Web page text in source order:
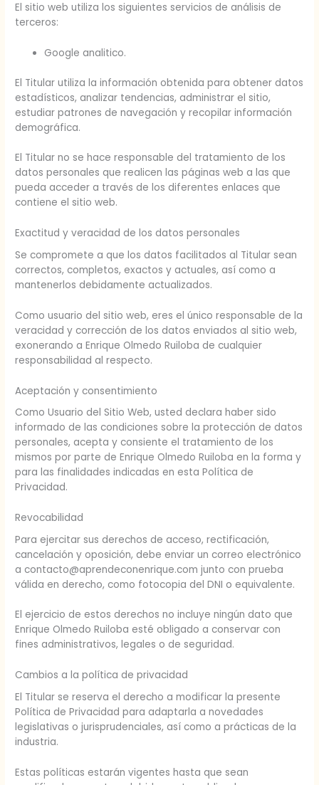
El sitio web utiliza los siguientes servicios de análisis de
terceros:
Google analitico.
El Titular utiliza la información obtenida para obtener datos
estadísticos, analizar tendencias, administrar el sitio,
estudiar patrones de navegación y recopilar información
demográfica.
El Titular no se hace responsable del tratamiento de los
datos personales que realicen las páginas web a las que
pueda acceder a través de los diferentes enlaces que
contiene el sitio web.
Exactitud y veracidad de los datos personales
Se compromete a que los datos facilitados al Titular sean
correctos, completos, exactos y actuales, así como a
mantenerlos debidamente actualizados.
Como usuario del sitio web, eres el único responsable de la
veracidad y corrección de los datos enviados al sitio web,
exonerando a Enrique Olmedo Ruiloba de cualquier
responsabilidad al respecto.
Aceptación y consentimiento
Como Usuario del Sitio Web, usted declara haber sido
informado de las condiciones sobre la protección de datos
personales, acepta y consiente el tratamiento de los
mismos por parte de Enrique Olmedo Ruiloba en la forma y
para las finalidades indicadas en esta Política de
Privacidad.
Revocabilidad
Para ejercitar sus derechos de acceso, rectificación,
cancelación y oposición, debe enviar un correo electrónico
a contacto@aprendeconenrique.com junto con prueba
válida en derecho, como fotocopia del DNI o equivalente.
El ejercicio de estos derechos no incluye ningún dato que
Enrique Olmedo Ruiloba esté obligado a conservar con
fines administrativos, legales o de seguridad.
Cambios a la política de privacidad
El Titular se reserva el derecho a modificar la presente
Política de Privacidad para adaptarla a novedades
legislativas o jurisprudenciales, así como a prácticas de la
industria.
Estas políticas estarán vigentes hasta que sean